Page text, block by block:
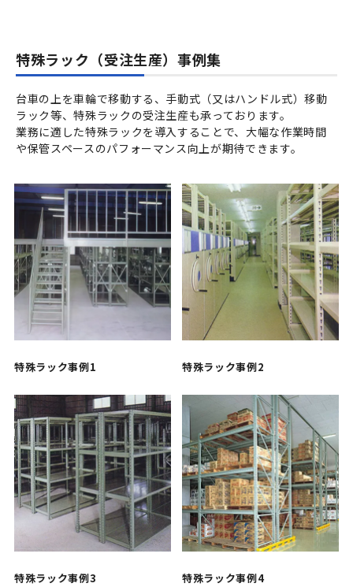
特殊ラック（受注生産）事例集
台車の上を車輪で移動する、手動式（又はハンドル式）移動
ラック等、特殊ラックの受注生産も承っております。
業務に適した特殊ラックを導入することで、大幅な作業時間
や保管スペースのパフォーマンス向上が期待できます。
特殊ラック事例1 特殊ラック事例2
特殊ラック事例3 特殊ラック事例4